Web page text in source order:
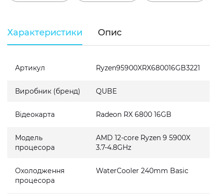
Характеристики Опис
Артикул Ryzen95900XRX680016GB3221
Виробник (бренд) QUBE
Відеокарта Radeon RX 6800 16GB
Модель
процесора
AMD 12-core Ryzen 9 5900X
3.7-4.8GHz
Охолодження
процесора
WaterCooler 240mm Basic